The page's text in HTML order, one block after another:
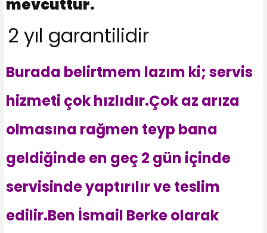
mevcuttur.
2 yıl garantilidir
Burada belirtmem lazım ki; servis
hizmeti çok hızlıdır.Çok az arıza
olmasına rağmen teyp bana
geldiğinde en geç 2 gün içinde
servisinde yaptırılır ve teslim
edilir.Ben İsmail Berke olarak